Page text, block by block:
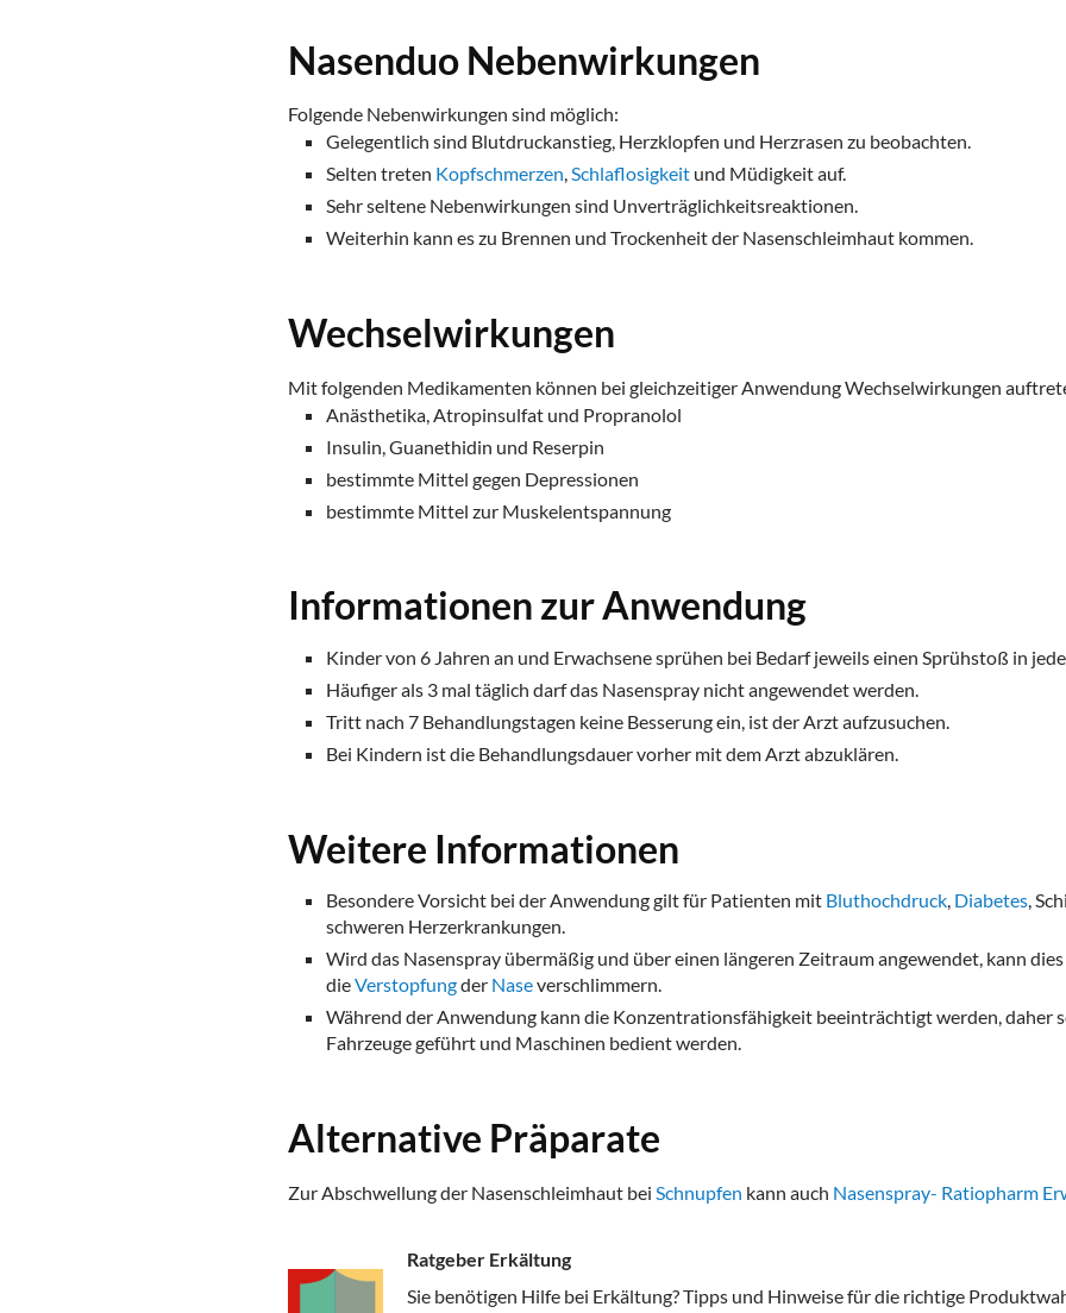
Nasenduo Nebenwirkungen
Folgende Nebenwirkungen sind möglich:
Gelegentlich sind Blutdruckanstieg, Herzklopfen und Herzrasen zu beobachten.
Selten treten Kopfschmerzen,Schlaflosigkeitund Müdigkeit auf.
Sehr seltene Nebenwirkungen sind Unverträglichkeitsreaktionen.
Weiterhin kann es zu Brennen und Trockenheit der Nasenschleimhaut kommen.
Wechselwirkungen
Mit folgenden Medikamenten können bei gleichzeitiger Anwendung Wechselwirkungen
Anästhetika, Atropinsulfat und Propranolol
Insulin, Guanethidin und Reserpin
bestimmte Mittel gegen Depressionen
bestimmte Mittel zur Muskelentspannung
Informationen zur Anwendung
Kinder von 6 Jahren an und Erwachsene sprühen bei Bedarf jeweils einen Sprühstoß in
Häufiger als 3 mal täglich darf das Nasenspray nicht angewendet werden.
Tritt nach 7 Behandlungstagen keine Besserung ein, ist der Arzt aufzusuchen.
Bei Kindern ist die Behandlungsdauer vorher mit dem Arzt abzuklären.
Weitere Informationen
Besondere Vorsicht bei der Anwendung gilt für Patienten mit Bluthochdruck, Diabetes,
schweren Herzerkrankungen.
Wird das Nasenspray übermäßig und über einen längeren Zeitraum angewendet, kann
dieVerstopfungder Naseverschlimmern.
Während der Anwendung kann die Konzentrationsfähigkeit beeinträchtigt werden, daher
Fahrzeuge geführt und Maschinen bedient werden.
Alternative Präparate
Zur Abschwellung der Nasenschleimhaut bei Schnupfen kann auch Nasenspray- Ratiopharm
Ratgeber Erkältung
Sie benötigen Hilfe bei Erkältung? Tipps und Hinweise für die richtige